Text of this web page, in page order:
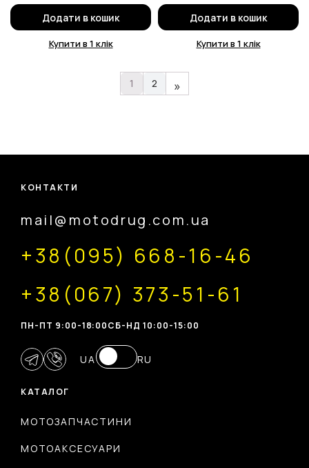
Додати в кошик
Купити в 1 клік
Додати в кошик
Купити в 1 клік
1 2 »
КАТАЛОГ
МОТОЗАПЧАСТИНИ
МОТОАКСЕСУАРИ
КОНТАКТИ
mail@motodrug.com.ua
+38(095) 668-16-46
+38(067) 373-51-61
ПН-ПТ 9:00-18:00CБ-НД 10:00-15:00
UA RU